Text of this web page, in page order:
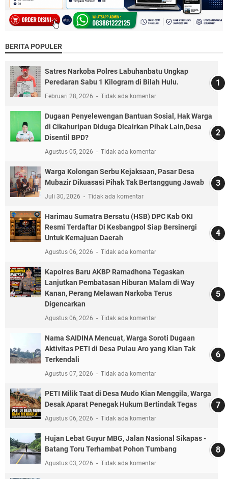
BERITA POPULER
Satres Narkoba Polres Labuhanbatu Ungkap
Peredaran Sabu 1 Kilogram di Bilah Hulu.
Februari 28, 2026 Tidak ada komentar
Dugaan Penyelewengan Bantuan Sosial, Hak Warga
di Cikahuripan Diduga Dicairkan Pihak Lain,Desa
Disentil BPD?
Agustus 05, 2026 Tidak ada komentar
Warga Kolongan Serbu Kejaksaan, Pasar Desa
Mubazir Dikuasasi Pihak Tak Bertanggung Jawab
Juli 30, 2026 Tidak ada komentar
Harimau Sumatra Bersatu (HSB) DPC Kab OKI
Resmi Terdaftar Di Kesbangpol Siap Bersinergi
Untuk Kemajuan Daerah
Agustus 06, 2026 Tidak ada komentar
Kapolres Baru AKBP Ramadhona Tegaskan
Lanjutkan Pembatasan Hiburan Malam di Way
Kanan, Perang Melawan Narkoba Terus
Digencarkan
Agustus 06, 2026 Tidak ada komentar
Nama SAIDINA Mencuat, Warga Soroti Dugaan
Aktivitas PETI di Desa Pulau Aro yang Kian Tak
Terkendali
Agustus 07, 2026 Tidak ada komentar
PETI Milik Taat di Desa Mudo Kian Menggila, Warga
Desak Aparat Penegak Hukum Bertindak Tegas
Agustus 06, 2026 Tidak ada komentar
Hujan Lebat Guyur MBG, Jalan Nasional Sikapas -
Batang Toru Terhambat Pohon Tumbang
Agustus 03, 2026 Tidak ada komentar